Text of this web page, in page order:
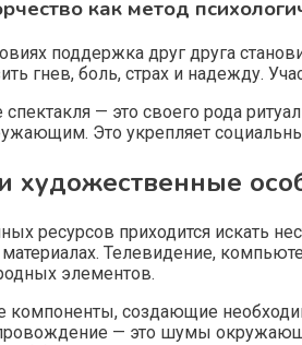
как метод
поддержка друг друга
гнев, боль, страх и надежду.
— это своего рода
Это укрепляет
художественные
ресурсов приходится искать
Телевидение,
элементов.
создающие
— это шумы